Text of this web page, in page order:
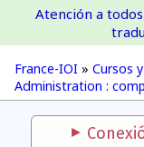
France-IOI » Cursos
Administration :
Atención a